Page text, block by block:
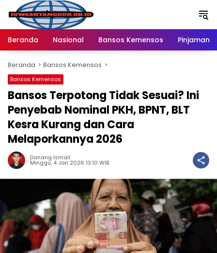
Langsung
konten
Beranda
Nasional Bansos Kemensos Pinjaman
Beranda Bansos Kemensos
Bansos Kemensos
Bansos Terpotong Tidak Sesuai? Ini
Penyebab Nominal PKH, BPNT, BLT
Kesra Kurang dan Cara
Melaporkannya 2026
Danang Ismail
Minggu, 4 Jan 2026 13:10 WIB